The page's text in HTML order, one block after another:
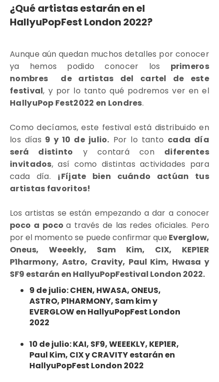
¿Qué artistas estarán en el
HallyuPopFest London 2022?
Aunque aún quedan muchos detalles por conocer
ya hemos podido conocer los primeros
nombres de artistas del cartel de este
festival, y por lo tanto qué podremos ver en el
HallyuPop Fest2022 en Londres.
Como decíamos, este festival está distribuido en
los días 9 y 10 de julio. Por lo tanto cada día
será distinto y contará con diferentes
invitados, así como distintas actividades para
cada día. ¡Fíjate bien cuándo actúan tus
artistas favoritos!
Los artistas se están empezando a dar a conocer
poco a pocoa través de las redes oficiales. Pero
por el momento se puede confirmar que Everglow,
Oneus, Weeekly, Sam Kim, CIX, KEP1ER
P1harmony, Astro, Cravity, Paul Kim, Hwasa y
SF9 estarán en HallyuPopFestival London 2022.
9 de julio: CHEN, HWASA, ONEUS,
ASTRO, P1HARMONY, Sam kim y
EVERGLOW en HallyuPopFest London
2022
10 de julio: KAI, SF9, WEEEKLY, KEP1ER,
Paul Kim, CIX y CRAVITY estarán en
HallyuPopFest London 2022